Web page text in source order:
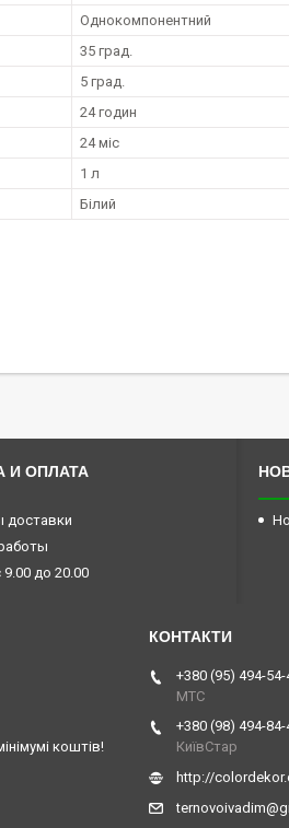
Однокомпонентний
35 град.
5 град.
24 годин
24 міс
1 л
Білий
И ОПЛАТА
доставки
до 20.00
коштів!
+380 (95) 494-54-
МТС
+380 (98) 494-84-
КиївСтар
http://